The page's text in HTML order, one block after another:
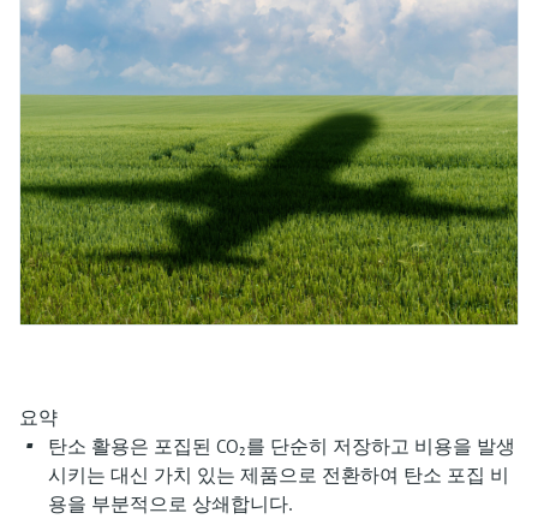
제품 도구
쉽고 빠른 제품 검색
다양한 필터를 통해 적합한 제품을 쉽고 빠르
게 검색해 보세요!
어플리케이터
애플리케이션 파라미터를 사용하여 제품 검
색 및 사양 구성하기
스페어 파트 검색
신속한 계기 교체 및 수리를 위해 제품의 루
트, 혹은 오더 코드를 통해 스페어 파트를 검
Paddle switch level measurement
Servo level measurement
Electromechanical level
measurement
Microwave barrier level
measurement
압력을 이용한 레벨 측정
Sludge level sensors & transmitters
Nutrient analyzers & sensors
Analyzers for hardness, iron & more
프로세스 광도계
Microwave transmission
measurement
모두 쇼핑하기
멀티포인트 온도 센서
모두 쇼핑하기
모두 쇼핑하기
높이 초과 감지기
모두 쇼핑하기
모든 산업에 초점
산업재 시장에서의 지속 가능한 솔
루션
디지털화를 통한 프로세스 산업의
변화
정확한 의사결정을 보장하는 공정
투명성을 기반으로 한 운영 우수성
요약
탄소 활용은 포집된 CO₂를 단순히 저장하고 비용을 발생
시키는 대신 가치 있는 제품으로 전환하여 탄소 포집 비
용을 부분적으로 상쇄합니다.